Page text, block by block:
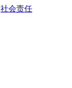
社会责任